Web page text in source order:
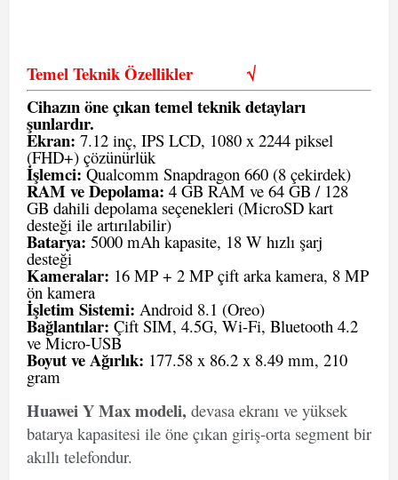
Temel Teknik Özellikler√
Cihazın öne çıkan temel teknik detayları
şunlardır.
Ekran: 7.12 inç, IPS LCD, 1080 x 2244 piksel
(FHD+) çözünürlük
İşlemci: Qualcomm Snapdragon 660 (8 çekirdek)
RAM ve Depolama: 4 GB RAM ve 64 GB / 128
GB dahili depolama seçenekleri (MicroSD kart
desteği ile artırılabilir)
Batarya: 5000 mAh kapasite, 18 W hızlı şarj
desteği
Kameralar: 16 MP + 2 MP çift arka kamera, 8 MP
ön kamera
İşletim Sistemi: Android 8.1 (Oreo)
Bağlantılar: Çift SIM, 4.5G, Wi-Fi, Bluetooth 4.2
ve Micro-USB
Boyut ve Ağırlık: 177.58 x 86.2 x 8.49 mm, 210
gram
Huawei Y Max modeli, devasa ekranı ve yüksek
batarya kapasitesi ile öne çıkan giriş-orta segment bir
akıllı telefondur.